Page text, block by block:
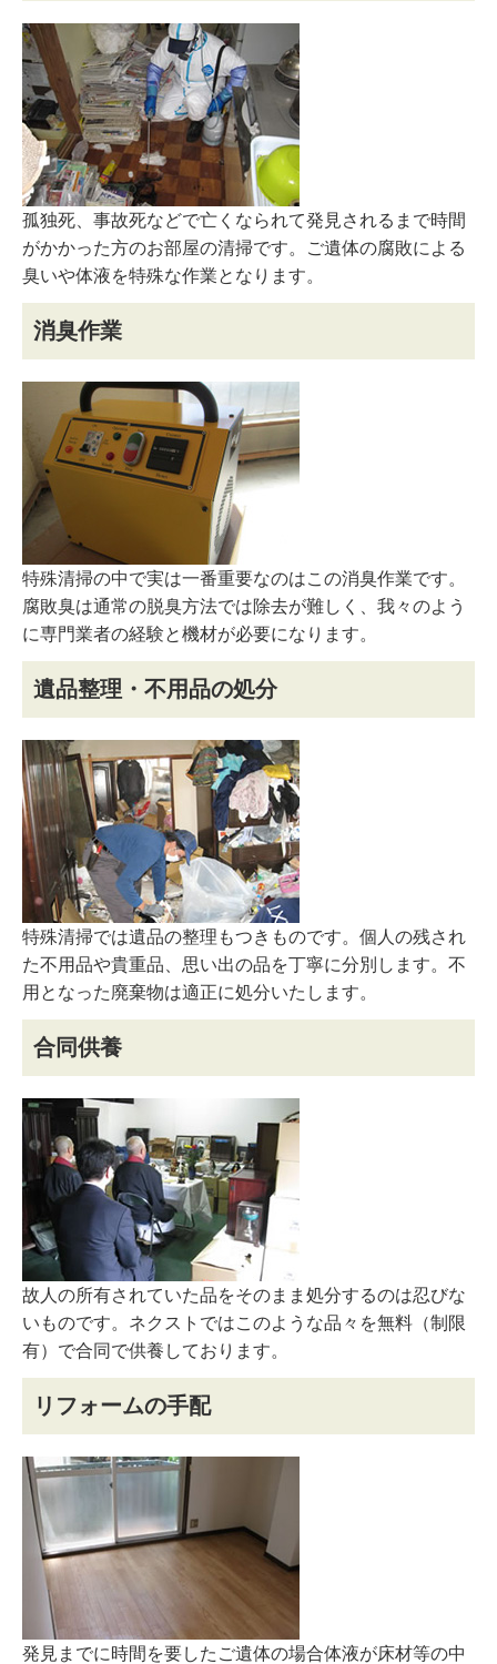
孤独死、事故死などで亡くなられて発見されるまで時間
がかかった方のお部屋の清掃です。ご遺体の腐敗による
臭いや体液を特殊な作業となります。
消臭作業
特殊清掃の中で実は一番重要なのはこの消臭作業です。
腐敗臭は通常の脱臭方法では除去が難しく、我々のよう
に専門業者の経験と機材が必要になります。
遺品整理・不用品の処分
特殊清掃では遺品の整理もつきものです。個人の残され
た不用品や貴重品、思い出の品を丁寧に分別します。不
用となった廃棄物は適正に処分いたします。
合同供養
故人の所有されていた品をそのまま処分するのは忍びな
いものです。ネクストではこのような品々を無料（制限
有）で合同で供養しております。
リフォームの手配
発見までに時間を要したご遺体の場合体液が床材等の中